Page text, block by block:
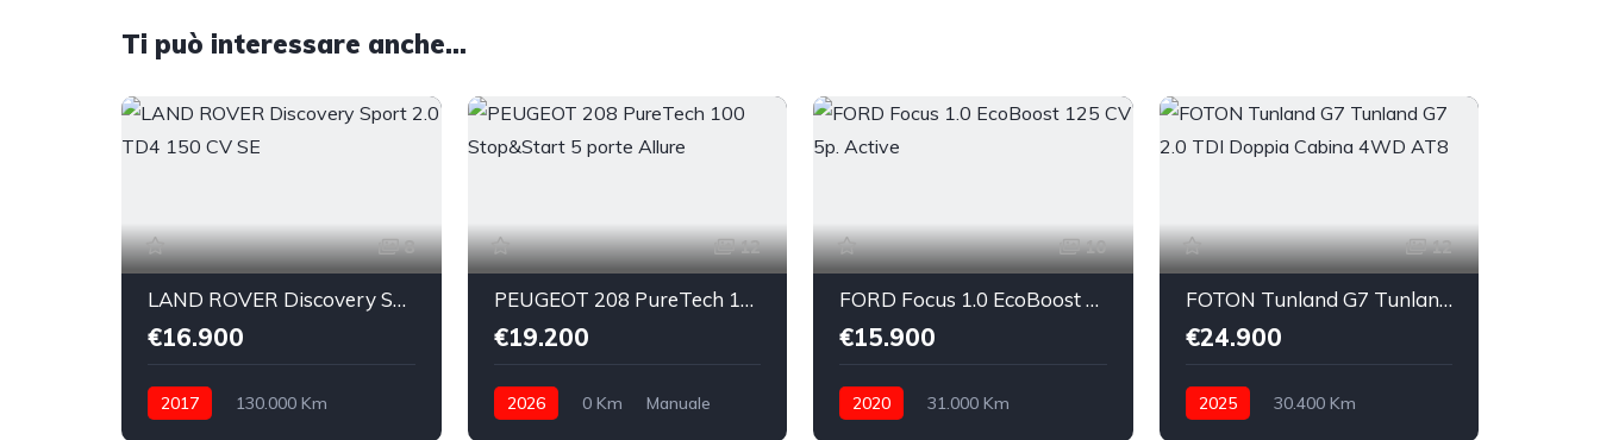
Ti può interessare anche...
8
LAND ROVER Discovery Sport 2.0 TD4 150 CV SE
€16.900
2017
130.000 Km
12
PEUGEOT 208 PureTech 100 Stop&Start 5 porte Allure
€19.200
2026 0 Km
Manuale
10
FORD Focus 1.0 EcoBoost 125 CV 5p. Active
€15.900
2020
31.000 Km
12
FOTON Tunland G7 Tunland G7 2.0 TDI Doppia Cabina 4WD AT8
€24.900
2025
30.400 Km